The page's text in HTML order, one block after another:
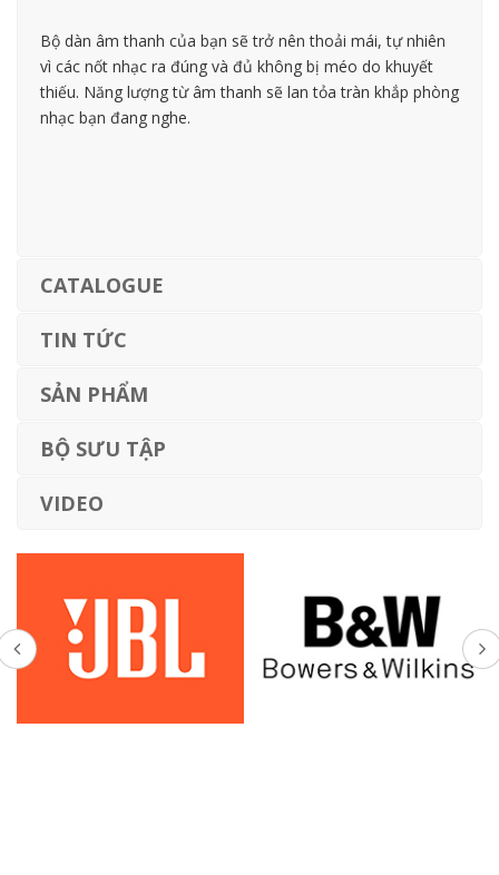
Bộ dàn âm thanh của bạn sẽ trở nên thoải mái, tự nhiên
vì các nốt nhạc ra đúng và đủ không bị méo do khuyết
thiếu. Năng lượng từ âm thanh sẽ lan tỏa tràn khắp phòng
nhạc bạn đang nghe.
CATALOGUE
TIN TỨC
SẢN PHẨM
BỘ SƯU TẬP
VIDEO